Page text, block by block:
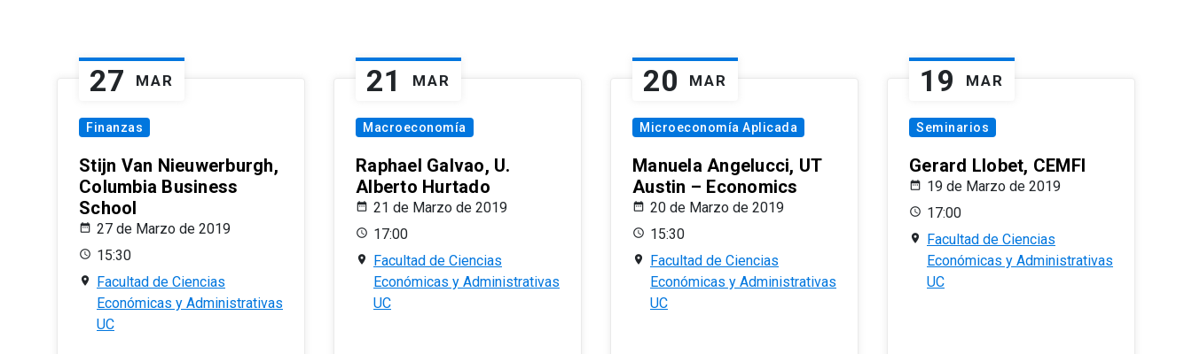
27 MAR
Finanzas
Stijn Van Nieuwerburgh,
Columbia Business
School
27 de Marzo de 2019
15:30
Facultad de Ciencias
Económicas y Administrativas
UC
21 MAR
Macroeconomía
Raphael Galvao, U.
Alberto Hurtado
21 de Marzo de 2019
17:00
Facultad de Ciencias
Económicas y Administrativas
UC
20 MAR
Microeconomía Aplicada
Manuela Angelucci, UT
Austin – Economics
20 de Marzo de 2019
15:30
Facultad de Ciencias
Económicas y Administrativas
UC
19 MAR
Seminarios
Gerard Llobet, CEMFI
19 de Marzo de 2019
17:00
Facultad de Ciencias
Económicas y Administrativas
UC